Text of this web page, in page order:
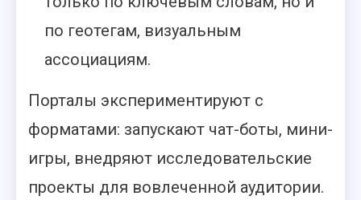
по геотегам, визуальным
ассоциациям.
Порталы экспериментируют с
форматами: запускают чат-боты, мини-
игры, внедряют исследовательские
проекты для вовлеченной аудитории.